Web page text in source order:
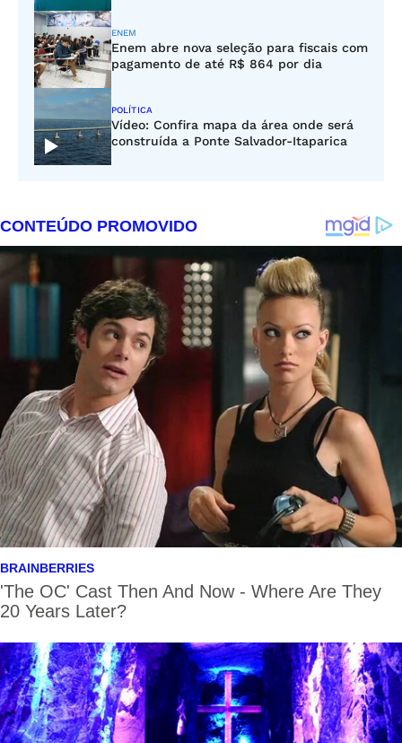
ENEM
Enem abre nova seleção para fiscais com
pagamento de até R$ 864 por dia
POLÍTICA
Vídeo: Confira mapa da área onde será
construída a Ponte Salvador-Itaparica